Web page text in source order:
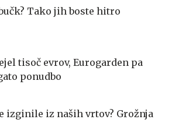
Tako jih boste hitro
tisoč evrov, Eurogarden pa
ponudbo
izginile iz naših vrtov? Grožnja